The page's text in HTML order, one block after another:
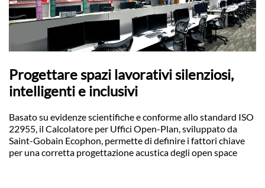
Progettare spazi lavorativi silenziosi,
intelligenti e inclusivi
Basato su evidenze scientifiche e conforme allo standard ISO
22955, il Calcolatore per Uffici Open-Plan, sviluppato da
Saint-Gobain Ecophon, permette di definire i fattori chiave
per una corretta progettazione acustica degli open space